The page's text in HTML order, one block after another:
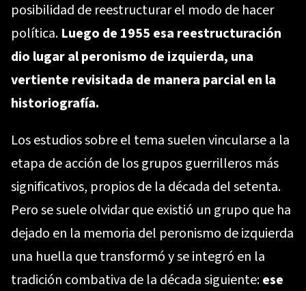
posibilidad de reestructurar el modo de hacer
política. Luego de 1955 esa reestructuración
dio lugar al peronismo de izquierda, una
vertiente revisitada de manera parcial en la
historiografía.
Los estudios sobre el tema suelen vincularse a la
etapa de acción de los grupos guerrilleros más
significativos, propios de la década del setenta.
Pero se suele olvidar que existió un grupo que ha
dejado en la memoria del peronismo de izquierda
una huella que transformó y se integró en la
tradición combativa de la década siguiente:ese